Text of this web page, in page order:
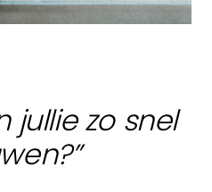
jullie zo snel